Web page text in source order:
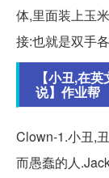
体,里面装上玉
接:也就是双手
【小丑,在
说】作业帮
Clown-1.小丑,
而愚蠢的人